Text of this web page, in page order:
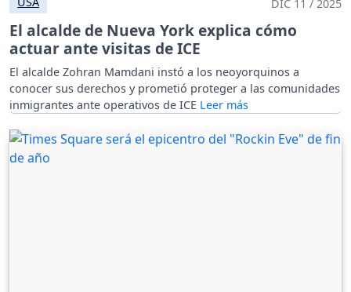
DIC 11 / 2025
El alcalde de Nueva York explica cómo
actuar ante visitas de ICE
El alcalde Zohran Mamdani instó a los neoyorquinos a
conocer sus derechos y prometió proteger a las comunidades
inmigrantes ante operativos de ICE